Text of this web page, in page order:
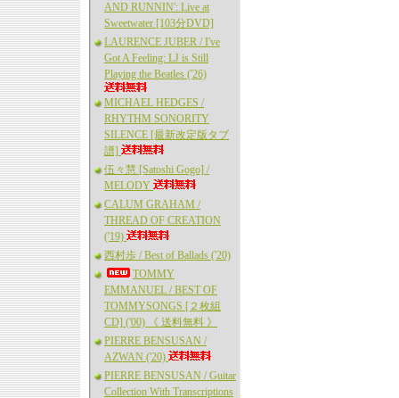
AND RUNNIN': Live at
Sweetwater [103分DVD]
LAURENCE JUBER / I've
Got A Feeling: LJ is Still
Playing the Beatles ('26)
MICHAEL HEDGES /
RHYTHM SONORITY
SILENCE [最新改定版タブ
譜]
伍々慧 [Satoshi Gogo] /
MELODY
CALUM GRAHAM /
THREAD OF CREATION
('19)
西村歩 / Best of Ballads ('20)
TOMMY
EMMANUEL / BEST OF
TOMMYSONGS [２枚組
CD] ('00) 《 送料無料 》
PIERRE BENSUSAN /
AZWAN ('20)
PIERRE BENSUSAN / Guitar
Collection With Transcriptions